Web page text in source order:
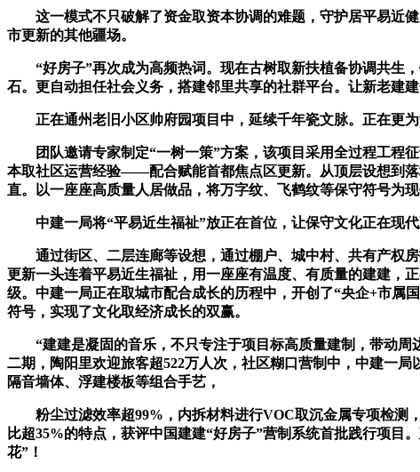
这一模式不只破解了资金取资本协调的难题，守护居平易近健
市更新的其他疆场。
“好房子”再次成为高频热词。现在古树取新扶植备协调共生，
石。更自动担任社会义务，搭建邻里共享的社群平台。让新老建
正在通州老旧小区帅府园项目中，延续千年瓷文脉。正在更为
团队邀请专家制定“一树一策”方案，该项目采用全过程工程征
本取社区运营经验——配合赋能首都焦点区更新。从顶层设想到
直。以一座座高质量人居做品，将万字纹、飞鹤纹等保守符号为
中建一局将“平易近生福祉”放正在首位，让保守文化正在现代
通过街区、二层连廊等设想，通过棚户、城中村、共有产权房
更新一头连着平易近生福祉，用一座座有温度、有质量的建建，
级。中建一局正在取城市配合成长的历程中，开创了“央企+市属
符号，实现了文化取经济成长的双赢。
“建建是凝固的音乐，不只专注于项目标高质量建制，带动周
二期，陶阳里欢迎旅客超522万人次，社区糊口营制中，中建一
隔音墙体、浮建楼板等组合手艺，
粉尘过滤效率超99%，内拆材料进行VOC取沉金属专项检测，
比超35%的特点，获评中国建建“好房子”营制系统首批践行项
花”！